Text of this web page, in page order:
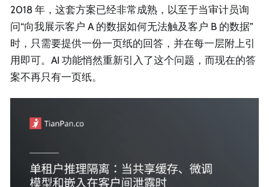
2018 年，这套方案已经非常成熟，以至于当审计员询
问“向我展示客户 A 的数据如何无法触及客户 B 的数据”
时，只需要提供一份一页纸的回答，并在每一层附上引
用即可。AI 功能悄然重新引入了这个问题，而现在的答
案不再只有一页纸。